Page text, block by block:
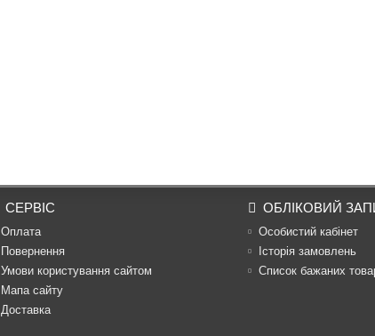
СЕРВІС
Оплата
Повернення
Умови користування сайтом
Мапа сайту
Доставка
ОБЛІКОВИЙ
Особистий кабінет
Історія замовлень
Список бажаних